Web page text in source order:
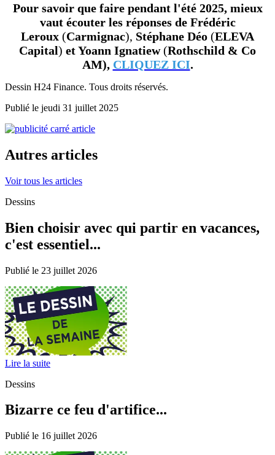
Pour savoir que faire pendant l'été 2025, mieux
vaut écouter les réponses de Frédéric
Leroux (Carmignac), Stéphane Déo (ELEVA
Capital) et Yoann Ignatiew(Rothschild & Co
AM), CLIQUEZ ICI.
Dessin H24 Finance. Tous droits réservés.
Publié le jeudi 31 juillet 2025
Autres articles
Voir tous les articles
Dessins
Bien choisir avec qui partir en vacances,
c'est essentiel...
Publié le 23 juillet 2026
Lire la suite
Dessins
Bizarre ce feu d'artifice...
Publié le 16 juillet 2026